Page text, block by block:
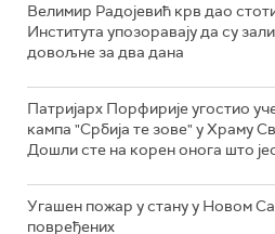
Велимир Радојевић крв дао
Института упозоравају да су
довољне за два дана
Патријарх Порфирије угостио
кампа "Србија те зове" у Храму
Дошли сте на корен онога што
Угашен пожар у стану у Новом
повређених